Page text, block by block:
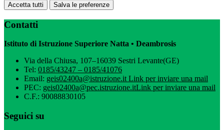
Accetta tutti Salva le preferenze
Contatti
Istituto di Istruzione Superiore Natta • Deambrosis
Via della Chiusa, 107–16039 Sestri Levante(GE)
Tel: 0185/43247 – 0185/41076
Email: geis02400a@istruzione.itLink per inviare una mail
PEC: geis02400a@pec.istruzione.itLink per inviare una mail
C.F.: 90088830105
Seguici su